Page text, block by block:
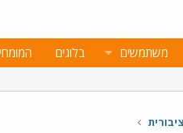
משתמשים בלוגים